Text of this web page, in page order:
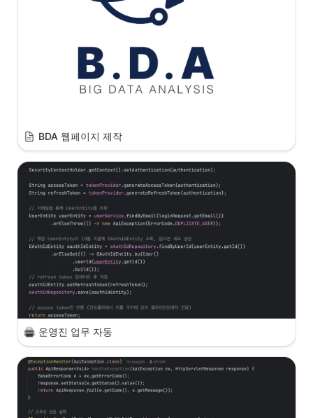
BDA 웹페이지 제작
운영진 업무 자동